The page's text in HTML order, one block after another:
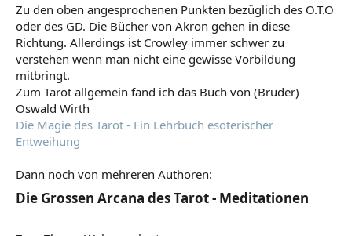
Zu den oben angesprochenen Punkten bezüglich des O.T.O
oder des GD. Die Bücher von Akron gehen in diese
Richtung. Allerdings ist Crowley immer schwer zu
verstehen wenn man nicht eine gewisse Vorbildung
mitbringt.
Zum Tarot allgemein fand ich das Buch von (Bruder)
Oswald Wirth
Die Magie des Tarot - Ein Lehrbuch esoterischer
Entweihung
Dann noch von mehreren Authoren:
Die Grossen Arcana des Tarot - Meditationen​